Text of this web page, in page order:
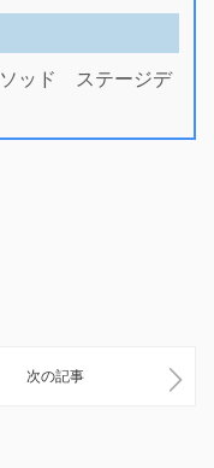
ッド ステージデ
次の記事